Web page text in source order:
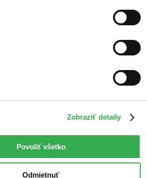
Zobraziť detaily
Povoliť všetko
Odmietnuť